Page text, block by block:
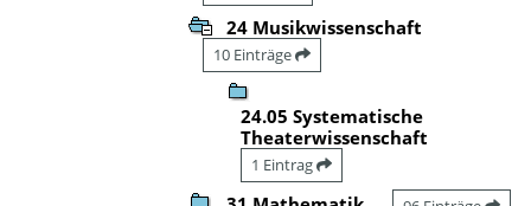
24 Musikwissenschaft
10 Einträge
24.05 Systematische
Theaterwissenschaft
1 Eintrag